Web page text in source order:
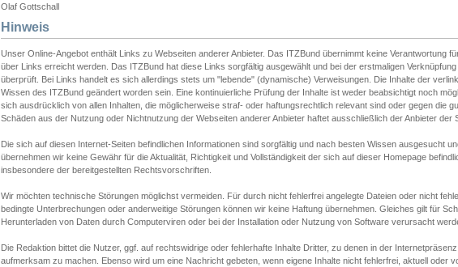
Olaf Gottschall
Hinweis
Unser Online-Angebot enthält Links zu Webseiten anderer Anbieter. Das ITZBund übernimmt keine Verantwortung
über Links erreicht werden. Das ITZBund hat diese Links sorgfältig ausgewählt und bei der erstmaligen
überprüft. Bei Links handelt es sich allerdings stets um "lebende" (dynamische) Verweisungen. Die Inhalte der
Wissen des ITZBund geändert worden sein. Eine kontinuierliche Prüfung der Inhalte ist weder beabsichtigt noch
sich ausdrücklich von allen Inhalten, die möglicherweise straf- oder haftungsrechtlich relevant sind oder gegen die
Schäden aus der Nutzung oder Nichtnutzung der Webseiten anderer Anbieter haftet ausschließlich der Anbieter der
Die sich auf diesen Internet-Seiten befindlichen Informationen sind sorgfältig und nach besten Wissen ausgesucht
übernehmen wir keine Gewähr für die Aktualität, Richtigkeit und Vollständigkeit der sich auf dieser Homepage
insbesondere der bereitgestellten Rechtsvorschriften.
Wir möchten technische Störungen möglichst vermeiden. Für durch nicht fehlerfrei angelegte Dateien oder nicht
bedingte Unterbrechungen oder anderweitige Störungen können wir keine Haftung übernehmen. Gleiches gilt für
Herunterladen von Daten durch Computerviren oder bei der Installation oder Nutzung von Software verursacht
Die Redaktion bittet die Nutzer, ggf. auf rechtswidrige oder fehlerhafte Inhalte Dritter, zu denen in der
aufmerksam zu machen. Ebenso wird um eine Nachricht gebeten, wenn eigene Inhalte nicht fehlerfrei, aktuell oder